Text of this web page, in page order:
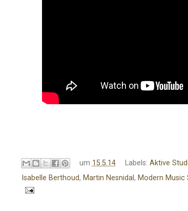
um 15.5.14 Labels:Aktive
Isabelle Berthoud, Martin Nesnidal, Modern Music